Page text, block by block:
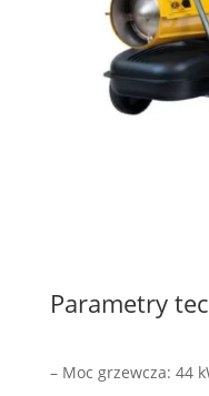
Parametry
– Moc grzewcza: 44